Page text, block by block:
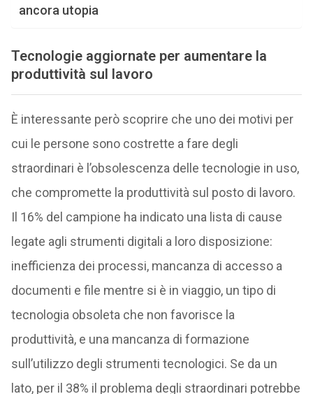
ancora utopia
Tecnologie aggiornate per aumentare la
produttività sul lavoro
È interessante però scoprire che uno dei motivi per
cui le persone sono costrette a fare degli
straordinari è l’obsolescenza delle tecnologie in uso,
che compromette la produttività sul posto di lavoro.
Il 16% del campione ha indicato una lista di cause
legate agli strumenti digitali a loro disposizione:
inefficienza dei processi, mancanza di accesso a
documenti e file mentre si è in viaggio, un tipo di
tecnologia obsoleta che non favorisce la
produttività, e una mancanza di formazione
sull’utilizzo degli strumenti tecnologici. Se da un
lato, per il 38% il problema degli straordinari potrebbe